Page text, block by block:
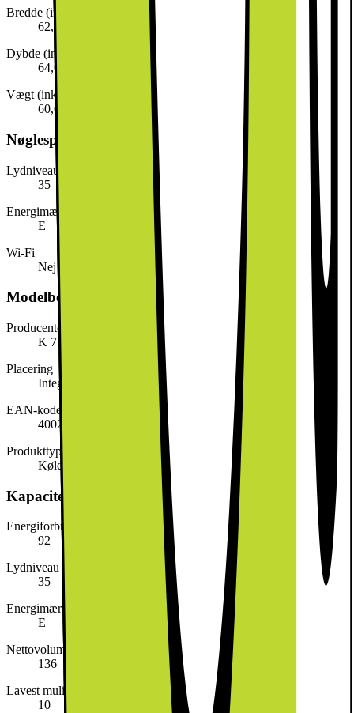
Bredde (inkl. emballage)
62,0 cm
Dybde (inkl. emballage)
64,0 cm
Vægt (inkl. emballage)
60,0 kg
Nøglespecifikation
Lydniveau (dB)
35
Energimærke
E
Wi-Fi
Nej
Modelbeskrivelse
Producentens varenummer
K 7125 E
Placering
Integreret
EAN-kode
4002516664239
Produkttype
Køleskab
Kapacitet, forbrug og strøm
Energiforbrug kWh/år (EU)
92
Lydniveau (dB)
35
Energimærke
E
Nettovolumen (liter)
136
Lavest mulige rumtemperatur
10